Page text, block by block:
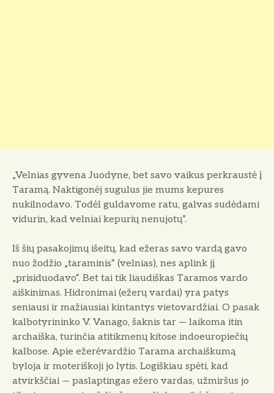
„Velnias gyvena Juodyne, bet savo vaikus perkraustė į
Taramą. Naktigonėj sugulus jie mums kepures
nukilnodavo. To­dėl guldavome ratu, galvas sudėdami
vidurin, kad velniai ke­purių nenujotų”.
Iš šių pasakojimų išeitų, kad ežeras savo vardą gavo
nuo žo­džio „taraminis“ (velnias), nes aplink jį
„prisiduodavo“. Bet tai tik liaudiškas Taramos var­do
aiškinimas. Hidronimai (eže­rų vardai) yra patys
seniausi ir mažiausiai kintantys vietovar­džiai. O pasak
kalbotyrininko V. Vanago, šaknis tar — laikoma itin
archaiška, turinčia atitikmenų kitose indoeuropiečių
kalbose. Apie ežerėvardžio Tarama archaiškumą
byloja ir moteriško­ji jo lytis. Logiškiau spėti, kad
atvirkščiai — paslaptingas eže­ro vardas, užmiršus jo